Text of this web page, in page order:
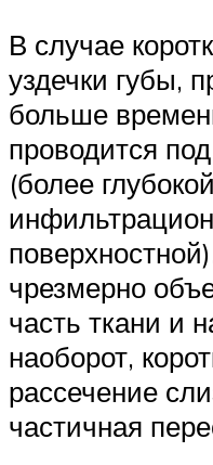
В случае
уздечки губы,
больше
проводится
(более глубокой
чрезмерно
часть ткани и
наоборот,
рассечение
частичная